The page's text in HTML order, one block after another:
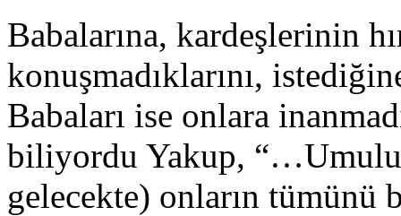
Babalarına, kardeşlerinin
konuşmadıklarını,
Babaları ise onlara
biliyordu Yakup,
gelecekte) onların